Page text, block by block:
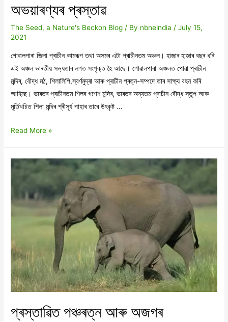
অভয়াৰণ্যৰ প্ৰস্তাৱ
The Seed, a Nature's Beckon Blog / By nbneindia /July 15,
2021
গোৱালপাৰা জিলা প্ৰাচীন কামৰূপ তথা অসমৰ এটা প্ৰাচীনতম অঞ্চল। হাজাৰ হাজাৰ বছৰ ধৰি
এই অঞ্চল ভাৰতীয় সভ্যতাৰ লগত সংপৃক্ত হৈ আছে। গোৱালপাৰা অঞ্চলত পোৱা প্ৰাচীন
মন্দিৰ, বৌদ্ধ মঠ, শিলালিপি,স্বৰ্ণমুদ্ৰা আৰু প্ৰাচীন প্ৰত্ন-সম্পদে তাৰ সাক্ষ্য বহন কৰি
আহিছে। ভাৰতৰ প্ৰাচীনতম শিলৰ গণেশ মন্দিৰ, ভাৰতৰ অন্যতম প্ৰাচীন বৌদ্ধ স্তুপ আৰু
মূৰ্তিখচিত শিলা মন্দিৰ শ্ৰীসূৰ্য পাহাৰ তাৰে উৎকৃষ্ট …
প্ৰেছ
জিলাত
অভয়াৰণ্যৰ
Read More »
প্ৰস্তাৱিত পঞ্চৰত্ন আৰু অজগৰ